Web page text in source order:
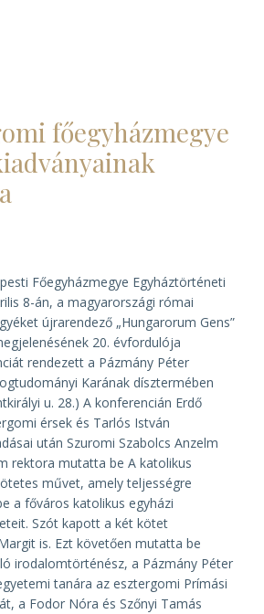
főegyházmegye
Főegyházmegye Egyháztörténeti
8-án, a magyarországi római
újrarendező „Hungarorum Gens”
20. évfordulója
rendezett a Pázmány Péter
Karának dísztermében
u. 28.) A konferencián Erdő
érsek és Tarlós István
után Szuromi Szabolcs Anzelm
rektora mutatta be A katolikus
művet, amely teljességre
a főváros katolikus egyházi
Szót kapott a két kötet
is. Ezt követően mutatta be
irodalomtörténész, a Pázmány Péter
tanára az esztergomi Prímási
a Fodor Nóra és Szőnyi Tamás